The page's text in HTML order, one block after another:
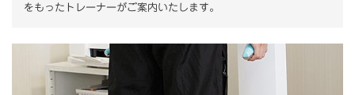
をもったトレーナーがご案内いたします。